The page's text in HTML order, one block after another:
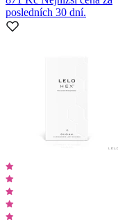
posledních 30 dní.